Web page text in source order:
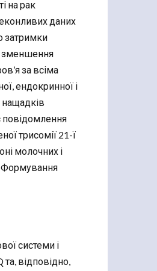
на рак
даних
затримки
зменшення
за всіма
ендокринної і
нащадків
повідомлення
трисомії 21-ї
молочних і
Формування
системи і
відповідно,